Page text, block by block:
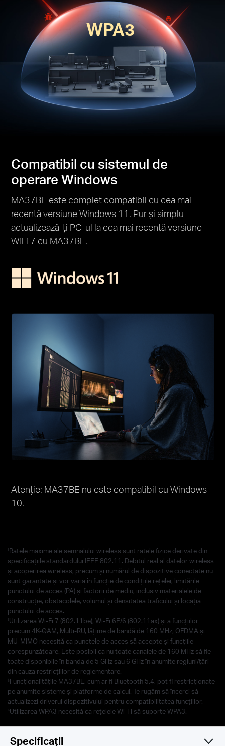
WPA3
Compatibil cu sistemul de
operare Windows
MA37BE este complet compatibil cu cea mai
recentă versiune Windows 11. Pur și simplu
actualizează-ți PC-ul la cea mai recentă versiune
WiFi 7 cu MA37BE.
Atenție: MA37BE nu este compatibil cu Windows
10.
†Ratele maxime ale semnalului wireless sunt ratele fizice derivate din
specificațiile standardului IEEE 802.11. Debitul real al datelor wireless
și acoperirea wireless, precum și numărul de dispozitive conectate nu
sunt garantate și vor varia în funcție de condițiile rețelei, limitările
punctului de acces (PA) și factorii de mediu, inclusiv materialele de
construcție, obstacolele, volumul și densitatea traficului și locația
punctului de acces.
‡Utilizarea Wi-Fi 7 (802.11be), Wi-Fi 6E/6 (802.11ax) și a funcțiilor
precum 4K-QAM, Multi-RU, lățime de bandă de 160 MHz, OFDMA și
MU-MIMO necesită ca punctele de acces să accepte și funcțiile
corespunzătoare. Este posibil ca nu toate canalele de 160 MHz să fie
toate disponibile în banda de 5 GHz sau 6 GHz în anumite regiuni/țări
din cauza restricțiilor de reglementare.
§ Funcționalitățile MA37BE, cum ar fi Bluetooth 5.4, pot fi restricționate
pe anumite sisteme și platforme de calcul. Te rugăm să încerci să
actualizezi driverul dispozitivului pentru compatibilitatea funcțiilor.
Utilizarea WPA3 necesită ca rețelele Wi-Fi să suporte WPA3.
Specificații